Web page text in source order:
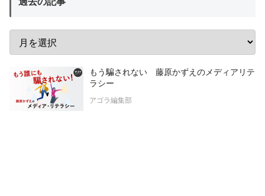
もう騙されない 藤原かずえのメディアリテ
ラシー
アゴラ編集部